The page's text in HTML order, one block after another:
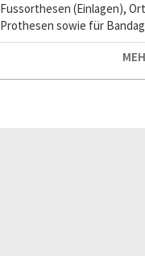
Fussorthesen (Einlagen),
Prothesen sowie für